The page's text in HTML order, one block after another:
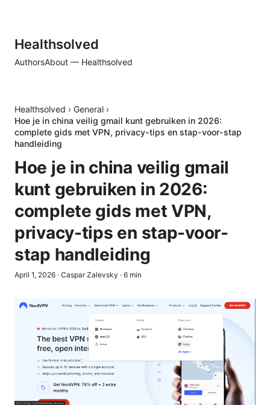
Healthsolved
AuthorsAbout — Healthsolved
Healthsolved › General ›
Hoe je in china veilig gmail kunt gebruiken in 2026:
complete gids met VPN, privacy-tips en stap-voor-stap
handleiding
Hoe je in china veilig gmail
kunt gebruiken in 2026:
complete gids met VPN,
privacy-tips en stap-voor-
stap handleiding
April 1, 2026 · Caspar Zalevsky · 6 min